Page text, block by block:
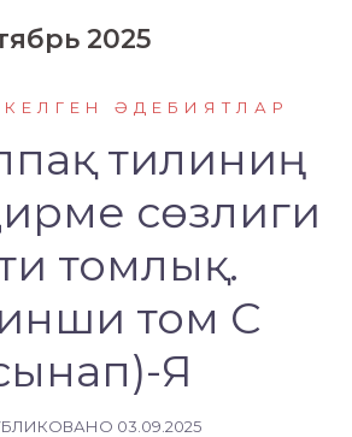
2025
ӘДЕБИЯТЛАР
тилиниң
сөзлиги
томлық.
том C
Я
03.09.2025